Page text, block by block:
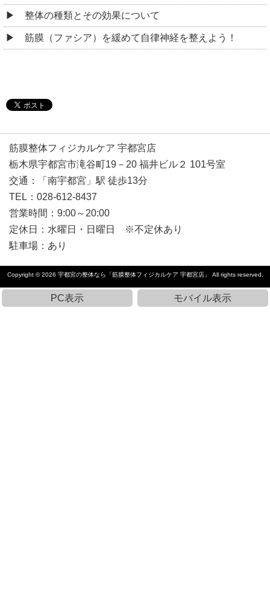
整体の種類とその効果について
筋膜（ファシア）を緩めて自律神経を整えよう！
筋膜整体フィジカルケア 宇都宮店
栃木県宇都宮市滝谷町19－20 福井ビル２ 101号室
交通：「南宇都宮」駅 徒歩13分
TEL：028-612-8437
営業時間：9:00～20:00
定休日：水曜日・日曜日 ※不定休あり
駐車場：あり
Copyright © 2026 宇都宮の整体なら「筋膜整体フィジカルケア 宇都宮店」 All rights reserved.
PC表示 モバイル表示